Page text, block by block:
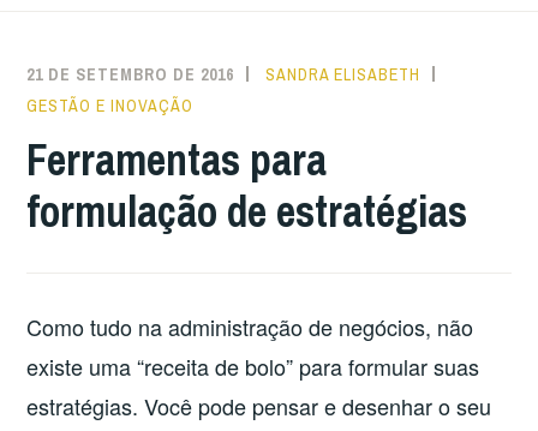
21 DE SETEMBRO DE 2016
SANDRA ELISABETH
GESTÃO E INOVAÇÃO
Ferramentas para
formulação de estratégias
Como tudo na administração de negócios, não
existe uma “receita de bolo” para formular suas
estratégias. Você pode pensar e desenhar o seu